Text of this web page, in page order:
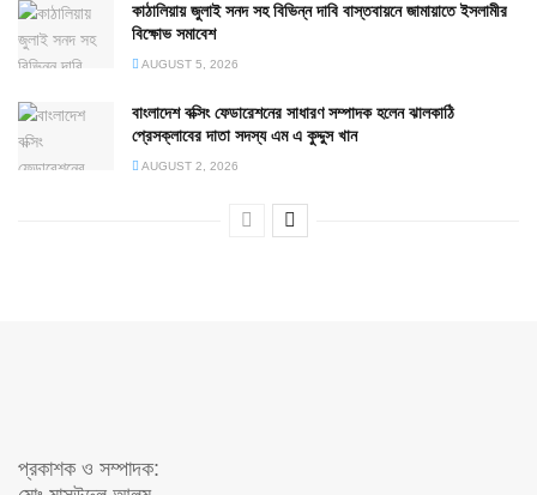
কাঠালিয়ায় জুলাই সনদ সহ বিভিন্ন দাবি বাস্তবায়নে জামায়াতে ইসলামীর
বিক্ষোভ সমাবেশ
AUGUST 5, 2026
বাংলাদেশ বক্সিং ফেডারেশনের সাধারণ সম্পাদক হলেন ঝালকাঠি
প্রেসক্লাবের দাতা সদস্য এম এ কুদ্দুস খান
AUGUST 2, 2026
প্রকাশক ও সম্পাদক: